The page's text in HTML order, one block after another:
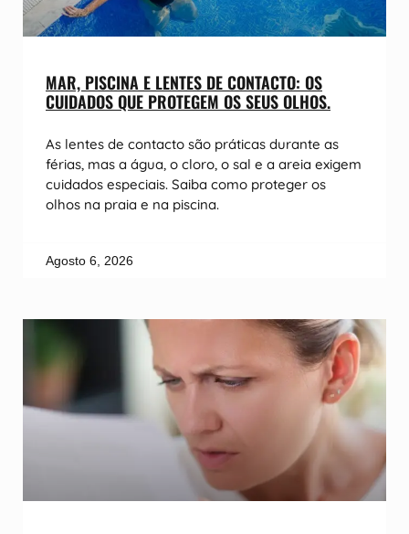
MAR, PISCINA E LENTES DE CONTACTO: OS
CUIDADOS QUE PROTEGEM OS SEUS OLHOS.
As lentes de contacto são práticas durante as
férias, mas a água, o cloro, o sal e a areia exigem
cuidados especiais. Saiba como proteger os
olhos na praia e na piscina.
Agosto 6, 2026